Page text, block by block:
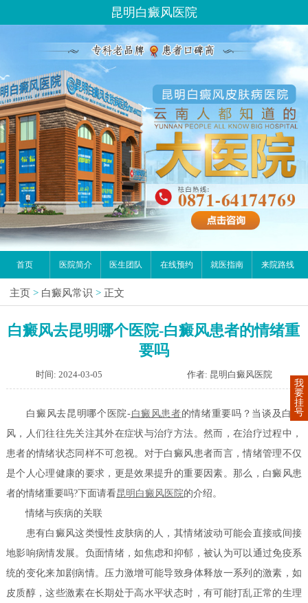
昆明白癜风医院
首页 医院简介 医生团队 在线预约 就医指南 来院路线
主页 > 白癜风常识 > 正文
白癜风去昆明哪个医院-白癜风患者的情绪重
要吗
时间: 2024-03-05 作者: 昆明白癜风医院
白癜风去昆明哪个医院-白癜风患者的情绪重要吗？当谈及白癜
风，人们往往先关注其外在症状与治疗方法。然而，在治疗过程中，
患者的情绪状态同样不可忽视。对于白癜风患者而言，情绪管理不仅
是个人心理健康的要求，更是效果提升的重要因素。那么，白癜风患
者的情绪重要吗?下面请看昆明白癜风医院的介绍。
情绪与疾病的关联
患有白癜风这类慢性皮肤病的人，其情绪波动可能会直接或间接
地影响病情发展。负面情绪，如焦虑和抑郁，被认为可以通过免疫系
统的变化来加剧病情。压力激增可能导致身体释放一系列的激素，如
皮质醇，这些激素在长期处于高水平状态时，有可能打乱正常的生理
我
要
挂
号